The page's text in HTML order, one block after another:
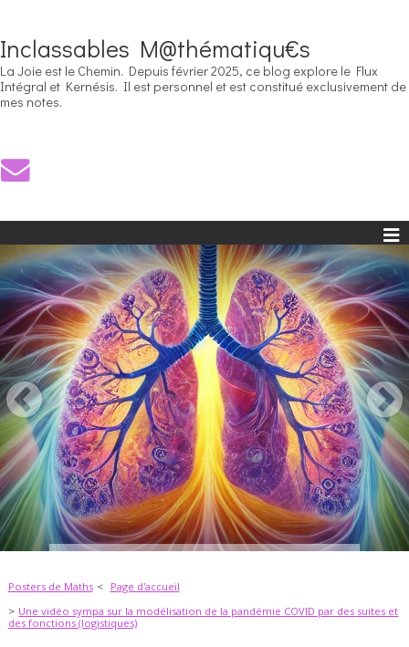
Inclassables M@thématiqu€s
La Joie est le Chemin. Depuis février 2025, ce blog explore le Flux
Intégral et Kernésis. Il est personnel et est constitué exclusivement de
mes notes.
Posters de Maths
Page d'accueil
Une vidéo sympa sur la modélisation de la pandémie COVID par des suites et
des fonctions (logistiques)